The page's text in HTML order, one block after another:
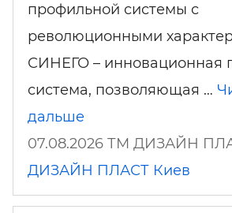
профильной системы с
революционными
СИНЕГО – инновационная
система, позволяющая …
дальше
07.08.2026 ТМ ДИЗАЙН
ДИЗАЙН ПЛАСТ Киев